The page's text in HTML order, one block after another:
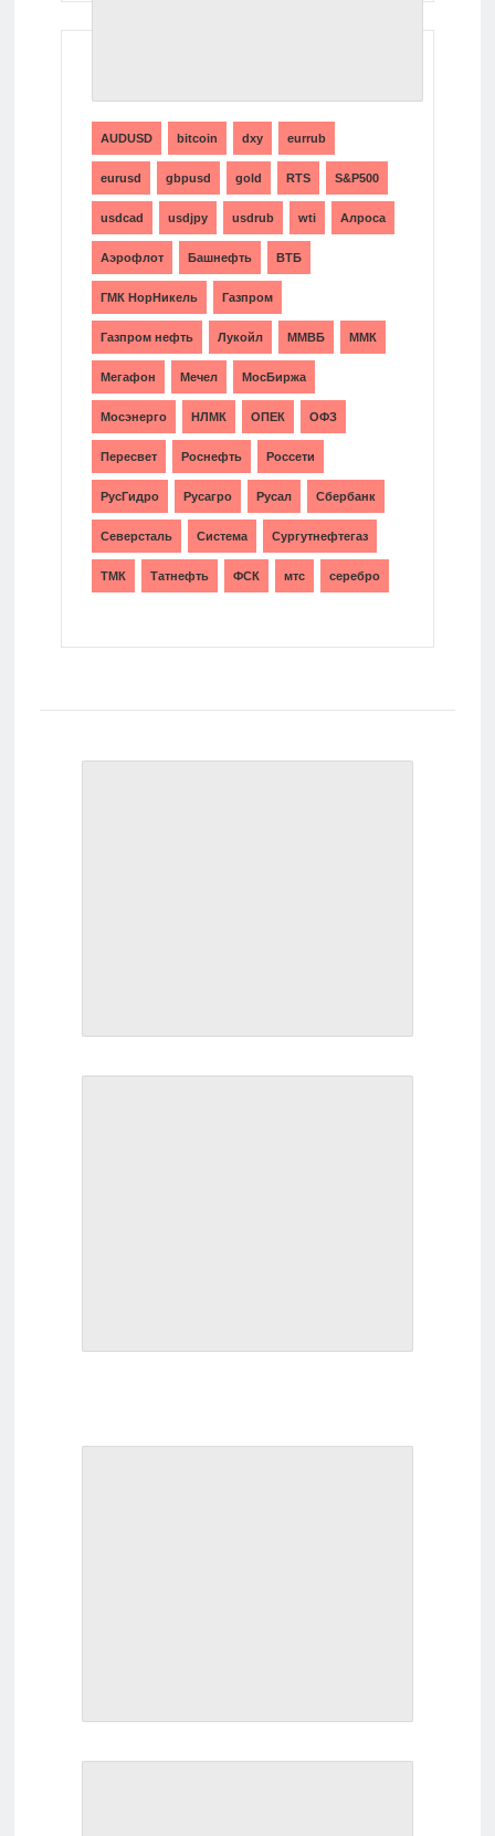
AUDUSD bitcoin dxy eurrub
eurusd gbpusd gold RTS S&P500
usdcad usdjpy usdrub wti Алроса
Аэрофлот Башнефть ВТБ
ГМК НорНикель Газпром
Газпром нефть Лукойл ММВБ ММК
Мегафон Мечел МосБиржа
Мосэнерго НЛМК ОПЕК ОФЗ
Пересвет Роснефть Россети
РусГидро Русагро Русал Сбербанк
Северсталь Система Сургутнефтегаз
ТМК Татнефть ФСК мтс серебро